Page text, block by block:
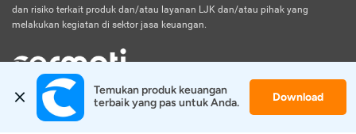
dan risiko terkait produk dan/atau layanan LJK dan/atau pihak yang
melakukan kegiatan di sektor jasa keuangan.
© 2026 Cermati. All Rights Reserved.
Temukan produk keuangan
terbaik yang pas untuk Anda.
Download